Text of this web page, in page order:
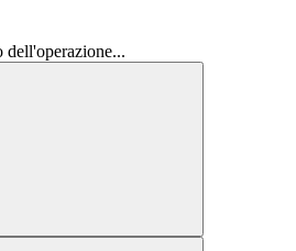
dell'operazione...